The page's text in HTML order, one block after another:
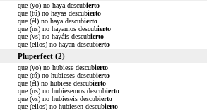
que (yo) no haya descubierto
que (tú) no hayas descubierto
que (él) no haya descubierto
que (ns) no hayamos descubierto
que (vs) no hayáis descubierto
que (ellos) no hayan descubierto
Pluperfect (2)
que (yo) no hubiese descubierto
que (tú) no hubieses descubierto
que (él) no hubiese descubierto
que (ns) no hubiésemos descubierto
que (vs) no hubieseis descubierto
que (ellos) no hubiesen descubierto